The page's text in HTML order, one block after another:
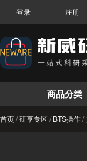
登录 注册
商品分类
首页/研享专区/BTS操作/